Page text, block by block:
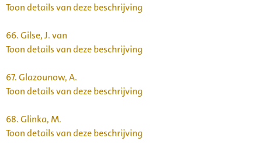
Toon details van deze beschrijving
66.Gilse, J. van
Toon details van deze beschrijving
67.Glazounow, A.
Toon details van deze beschrijving
68.Glinka, M.
Toon details van deze beschrijving